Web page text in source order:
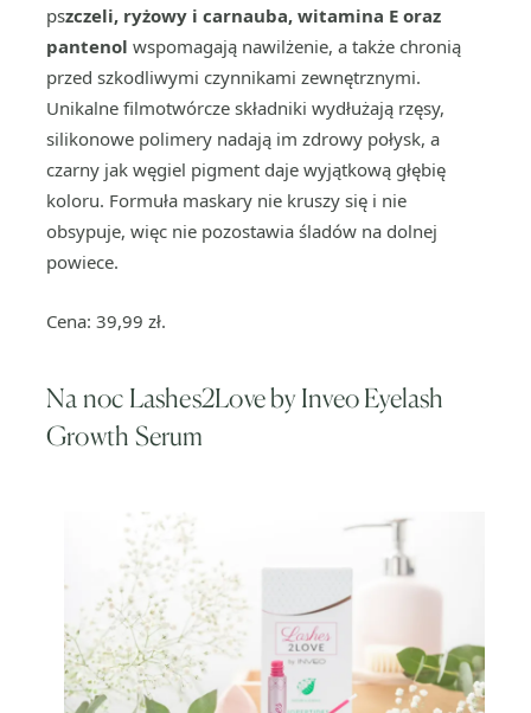
pszczeli, ryżowy i carnauba, witamina E oraz
pantenol wspomagają nawilżenie, a także chronią
przed szkodliwymi czynnikami zewnętrznymi.
Unikalne filmotwórcze składniki wydłużają rzęsy,
silikonowe polimery nadają im zdrowy połysk, a
czarny jak węgiel pigment daje wyjątkową głębię
koloru. Formuła maskary nie kruszy się i nie
obsypuje, więc nie pozostawia śladów na dolnej
powiece.
Cena: 39,99 zł.
Na noc Lashes2Love by Inveo Eyelash
Growth Serum